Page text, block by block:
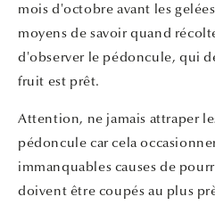
mois d'octobre avant les
moyens de savoir quand
d'observer le pédoncule, qui
fruit est prêt.
Attention, ne jamais attraper
pédoncule car cela
immanquables causes de
doivent être coupés au plus